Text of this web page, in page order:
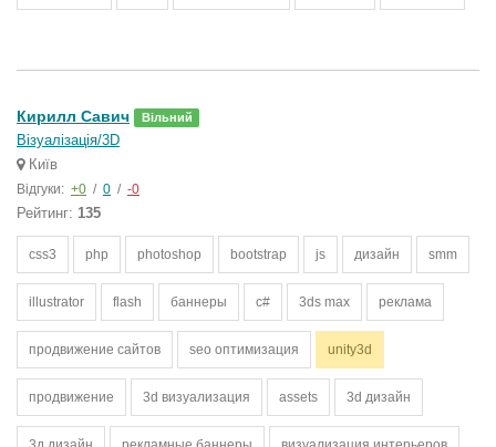
Кирилл Савич Вільний
Візуалізація/3D
Київ
Відгуки: +0 / 0 / -0
Рейтинг: 135
css3 php photoshop bootstrap js дизайн smm
illustrator flash баннеры c# 3ds max реклама
продвижение сайтов seo оптимизация unity3d
продвижение 3d визуализация assets 3d дизайн